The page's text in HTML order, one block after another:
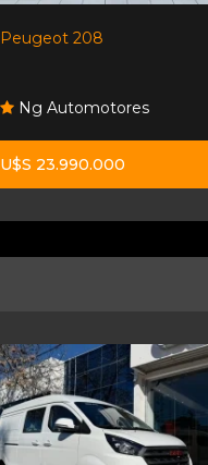
Peugeot 208
Ng Automotores
U$S 23.990.000